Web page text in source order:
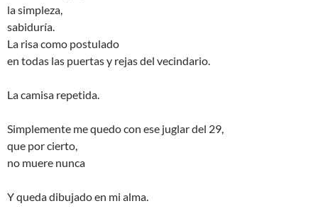
la simpleza,
sabiduría.
La risa como postulado
en todas las puertas y rejas del vecindario.
La camisa repetida.
Simplemente me quedo con ese juglar del 29,
que por cierto,
no muere nunca
Y queda dibujado en mi alma.